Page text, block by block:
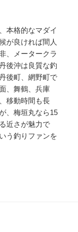
本格的なマダイ
が良ければ間人
、メータークラ
後沖は良質な釣
後町、網野町で
、舞鶴、兵庫
移動時間も長
、梅垣丸なら15
近さが魅力で
う釣りファンを